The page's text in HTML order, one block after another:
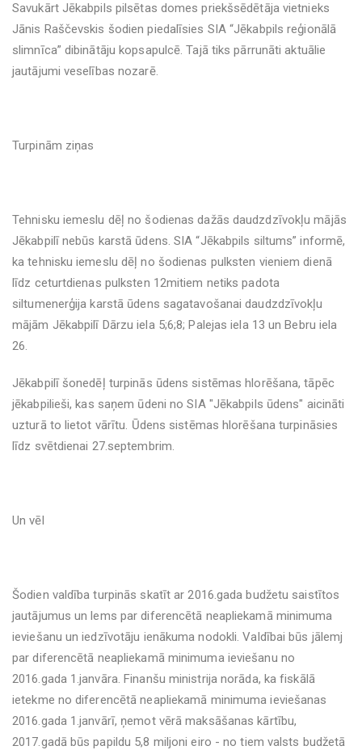
Savukārt Jēkabpils pilsētas domes priekšsēdētāja vietnieks
Jānis Raščevskis šodien piedalīsies SIA “Jēkabpils reģionālā
slimnīca” dibinātāju kopsapulcē. Tajā tiks pārrunāti aktuālie
jautājumi veselības nozarē.
Turpinām ziņas
Tehnisku iemeslu dēļ no šodienas dažās daudzdzīvokļu mājās
Jēkabpilī nebūs karstā ūdens. SIA “Jēkabpils siltums” informē,
ka tehnisku iemeslu dēļ no šodienas pulksten vieniem dienā
līdz ceturtdienas pulksten 12mitiem netiks padota
siltumenerģija karstā ūdens sagatavošanai daudzdzīvokļu
mājām Jēkabpilī Dārzu iela 5;6;8; Palejas iela 13 un Bebru iela
26.
Jēkabpilī šonedēļ turpinās ūdens sistēmas hlorēšana, tāpēc
jēkabpilieši, kas saņem ūdeni no SIA "Jēkabpils ūdens" aicināti
uzturā to lietot vārītu. Ūdens sistēmas hlorēšana turpināsies
līdz svētdienai 27.septembrim.
Un vēl
Šodien valdība turpinās skatīt ar 2016.gada budžetu saistītos
jautājumus un lems par diferencētā neapliekamā minimuma
ieviešanu un iedzīvotāju ienākuma nodokli. Valdībai būs jālemj
par diferencētā neapliekamā minimuma ieviešanu no
2016.gada 1.janvāra. Finanšu ministrija norāda, ka fiskālā
ietekme no diferencētā neapliekamā minimuma ieviešanas
2016.gada 1.janvārī, ņemot vērā maksāšanas kārtību,
2017.gadā būs papildu 5,8 miljoni eiro - no tiem valsts budžetā